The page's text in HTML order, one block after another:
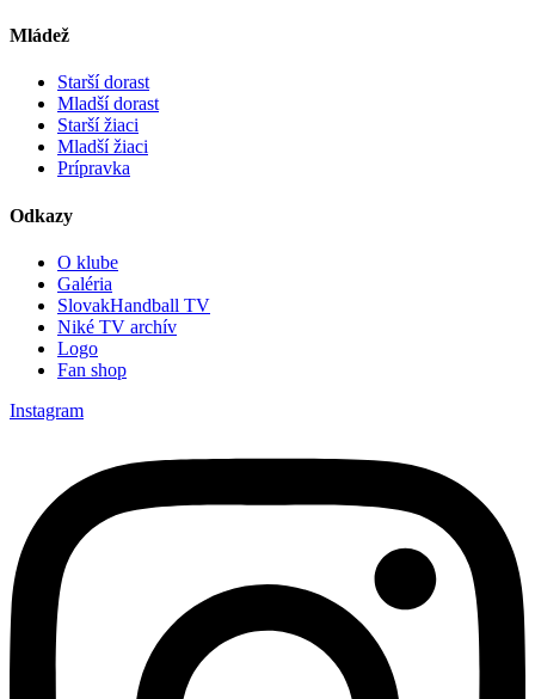
Mládež
Starší dorast
Mladší dorast
Starší žiaci
Mladší žiaci
Prípravka
Odkazy
O klube
Galéria
SlovakHandball TV
Niké TV archív
Logo
Fan shop
Instagram